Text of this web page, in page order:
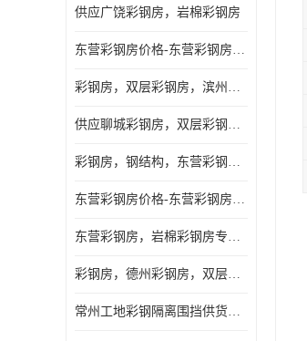
供应广饶彩钢房，岩棉彩钢房
东营彩钢房价格-东营彩钢房厂家-东营防火彩钢房
彩钢房，双层彩钢房，滨州彩钢房，雅致房，轻钢结构
供应聊城彩钢房，双层彩钢房，岩棉彩钢房，彩钢快装房
彩钢房，钢结构，东营彩钢房，双层彩钢房，施工围挡
东营彩钢房价格-东营彩钢房批发
东营彩钢房，岩棉彩钢房专业制作安装
彩钢房，德州彩钢房，双层彩钢房，岩棉彩钢房供应商
常州工地彩钢隔离围挡供货商 科宇钢构工程